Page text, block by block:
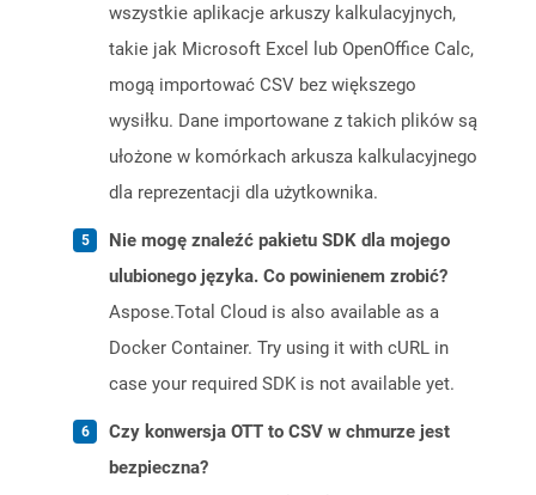
wszystkie aplikacje arkuszy kalkulacyjnych,
takie jak Microsoft Excel lub OpenOffice Calc,
mogą importować CSV bez większego
wysiłku. Dane importowane z takich plików są
ułożone w komórkach arkusza kalkulacyjnego
dla reprezentacji dla użytkownika.
Nie mogę znaleźć pakietu SDK dla mojego
ulubionego języka. Co powinienem zrobić?
Aspose.Total Cloud is also available as a
Docker Container. Try using it with cURL in
case your required SDK is not available yet.
Czy konwersja OTT to CSV w chmurze jest
bezpieczna?